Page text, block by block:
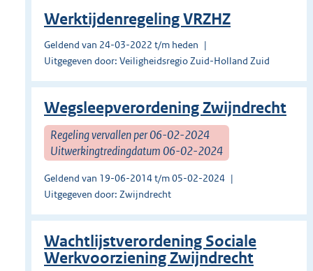
Werktijdenregeling VRZHZ
Geldend van 24-03-2022 t/m heden
Uitgegeven door: Veiligheidsregio Zuid-Holland Zuid
Wegsleepverordening Zwijndrecht
Regeling vervallen per 06-02-2024
Uitwerkingtredingdatum 06-02-2024
Geldend van 19-06-2014 t/m 05-02-2024
Uitgegeven door: Zwijndrecht
Wachtlijstverordening Sociale
Werkvoorziening Zwijndrecht